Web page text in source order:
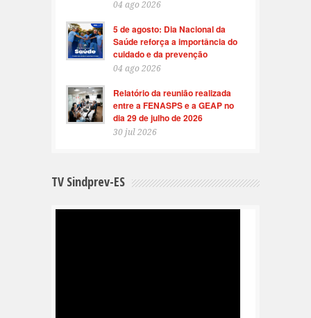
04 ago 2026
5 de agosto: Dia Nacional da
Saúde reforça a importância do
cuidado e da prevenção
04 ago 2026
Relatório da reunião realizada
entre a FENASPS e a GEAP no
dia 29 de julho de 2026
30 jul 2026
TV Sindprev-ES